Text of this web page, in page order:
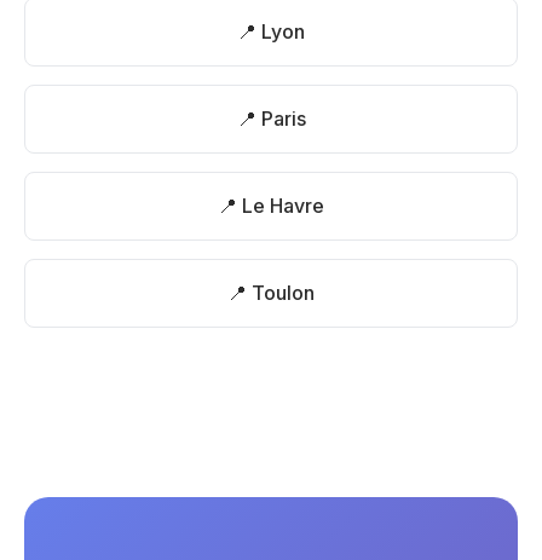
📍 Lyon
📍 Paris
📍 Le Havre
📍 Toulon